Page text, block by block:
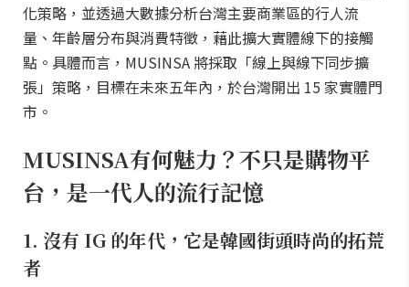
化策略，並透過大數據分析台灣主要商業區的行人流
量、年齡層分布與消費特徵，藉此擴大實體線下的接觸
點。具體而言，MUSINSA 將採取「線上與線下同步擴
張」策略，目標在未來五年內，於台灣開出 15 家實體門
市。
MUSINSA有何魅力？不只是購物平
台，是一代人的流行記憶
1. 沒有 IG 的年代，它是韓國街頭時尚的拓荒
者